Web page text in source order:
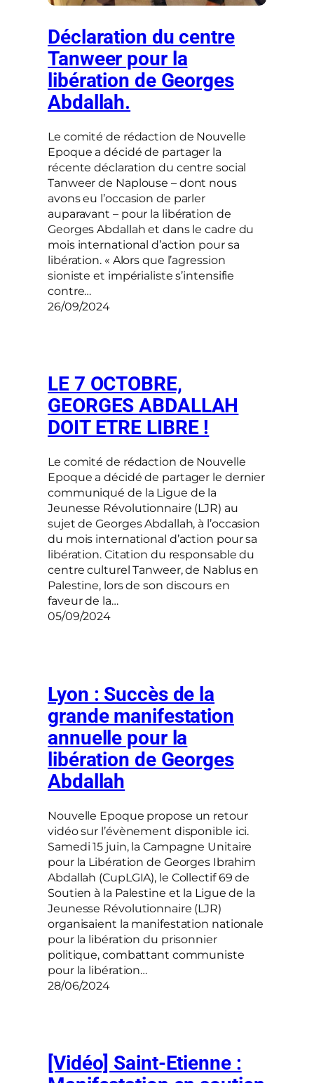
Déclaration du centre
Tanweer pour la
libération de Georges
Abdallah.
Le comité de rédaction de Nouvelle
Epoque a décidé de partager la
récente déclaration du centre social
Tanweer de Naplouse – dont nous
avons eu l’occasion de parler
auparavant – pour la libération de
Georges Abdallah et dans le cadre du
mois international d’action pour sa
libération. « Alors que l’agression
sioniste et impérialiste s’intensifie
contre…
26/09/2024
LE 7 OCTOBRE,
GEORGES ABDALLAH
DOIT ETRE LIBRE !
Le comité de rédaction de Nouvelle
Epoque a décidé de partager le dernier
communiqué de la Ligue de la
Jeunesse Révolutionnaire (LJR) au
sujet de Georges Abdallah, à l’occasion
du mois international d’action pour sa
libération. Citation du responsable du
centre culturel Tanweer, de Nablus en
Palestine, lors de son discours en
faveur de la…
05/09/2024
Lyon : Succès de la
grande manifestation
annuelle pour la
libération de Georges
Abdallah
Nouvelle Epoque propose un retour
vidéo sur l’évènement disponible ici.
Samedi 15 juin, la Campagne Unitaire
pour la Libération de Georges Ibrahim
Abdallah (CupLGIA), le Collectif 69 de
Soutien à la Palestine et la Ligue de la
Jeunesse Révolutionnaire (LJR)
organisaient la manifestation nationale
pour la libération du prisonnier
politique, combattant communiste
pour la libération…
28/06/2024
[Vidéo] Saint-Etienne :